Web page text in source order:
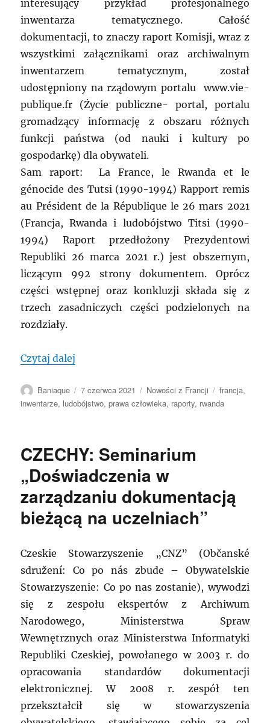
interesujący przykład profesjonalnego
inwentarza tematycznego. Całość
dokumentacji, to znaczy raport Komisji, wraz z
wszystkimi załącznikami oraz archiwalnym
inwentarzem tematycznym, został
udostępniony na rządowym portalu www.vie-
publique.fr (Życie publiczne- portal, portalu
gromadzący informację z obszaru różnych
funkcji państwa (od nauki i kultury po
gospodarkę) dla obywateli.
Sam raport: La France, le Rwanda et le
génocide des Tutsi (1990-1994) Rapport remis
au Président de la République le 26 mars 2021
(Francja, Rwanda i ludobójstwo Titsi (1990-
1994) Raport przedłożony Prezydentowi
Republiki 26 marca 2021 r.) jest obszernym,
liczącym 992 strony dokumentem. Oprócz
części wstępnej oraz konkluzji składa się z
trzech zasadniczych części podzielonych na
rozdziały.
Czytaj dalej
Autor
Baniaque
Data
publikacji
7 czerwca 2021 Kategorie
Nowości z Francji Tagi
francja,
inwentarze, ludobójstwo,prawa człowieka, raporty, rwanda
CZECHY: Seminarium
„Doświadczenia w
zarządzaniu dokumentacją
bieżącą na uczelniach”
Czeskie Stowarzyszenie „CNZ” (Občanské
sdružení: Co po nás zbude – Obywatelskie
Stowarzyszenie: Co po nas zostanie), wywodzi
się z zespołu ekspertów z Archiwum
Narodowego, Ministerstwa Spraw
Wewnętrznych oraz Ministerstwa Informatyki
Republiki Czeskiej, powołanego w 2003 r. do
opracowania standardów dokumentacji
elektronicznej. W 2008 r. zespół ten
przekształcił się w stowarzyszenia